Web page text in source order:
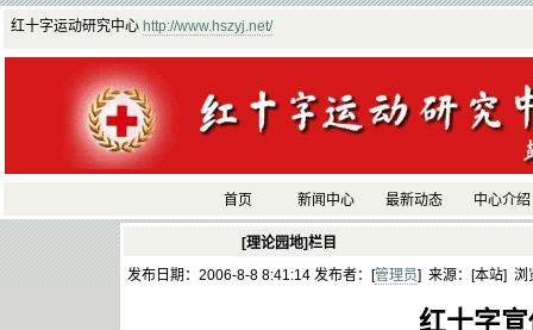
红十字运动研究中心 http://www.hszyj.net/
首页 新闻中心 最新动态 中心介绍
[理论园地]栏目
发布日期：2006-8-8 8:41:14 发布者：[管理员] 来源：[本站] 浏
红十字